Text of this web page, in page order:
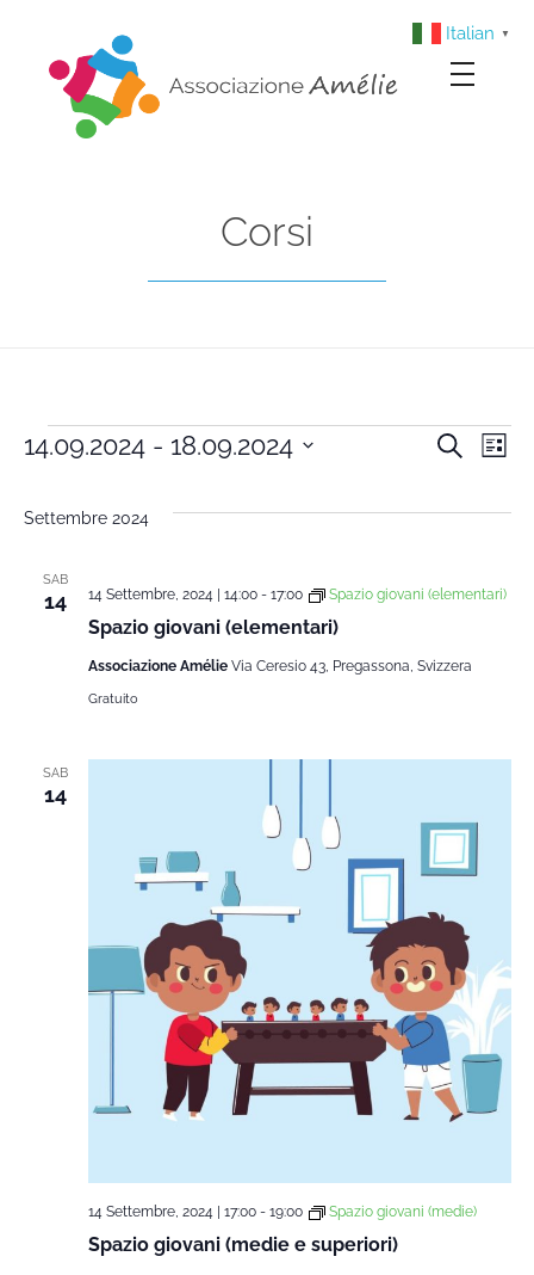
Corsi
e
viste
Cerca
Lista
14.09.2024 - 18.09.2024
la
Settembre 2024
SAB
14
Spazio giovani (elementari)
14 Settembre, 2024 | 14:00- 17:00 Spazio giovani (elementari)
Associazione Amélie Via Ceresio 43, Pregassona, Svizzera
Gratuito
SAB
14
Spazio giovani (medie e superiori)
14 Settembre, 2024 | 17:00- 19:00 Spazio giovani (medie)
Italian ▼